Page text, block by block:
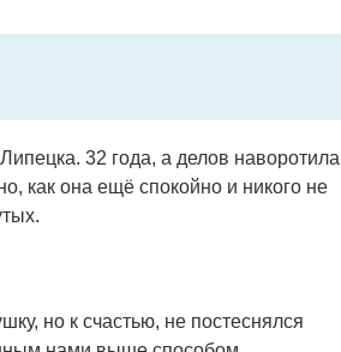
32 года, а делов наворотила
как она ещё спокойно и никого не
но к счастью, не постеснялся